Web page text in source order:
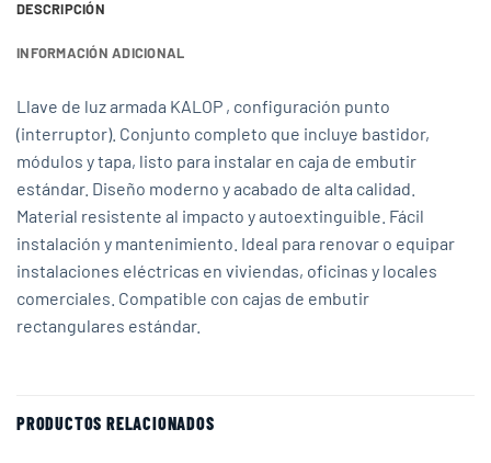
DESCRIPCIÓN
INFORMACIÓN ADICIONAL
Llave de luz armada KALOP , configuración punto
(interruptor). Conjunto completo que incluye bastidor,
módulos y tapa, listo para instalar en caja de embutir
estándar. Diseño moderno y acabado de alta calidad.
Material resistente al impacto y autoextinguible. Fácil
instalación y mantenimiento. Ideal para renovar o equipar
instalaciones eléctricas en viviendas, oficinas y locales
comerciales. Compatible con cajas de embutir
rectangulares estándar.
PRODUCTOS RELACIONADOS